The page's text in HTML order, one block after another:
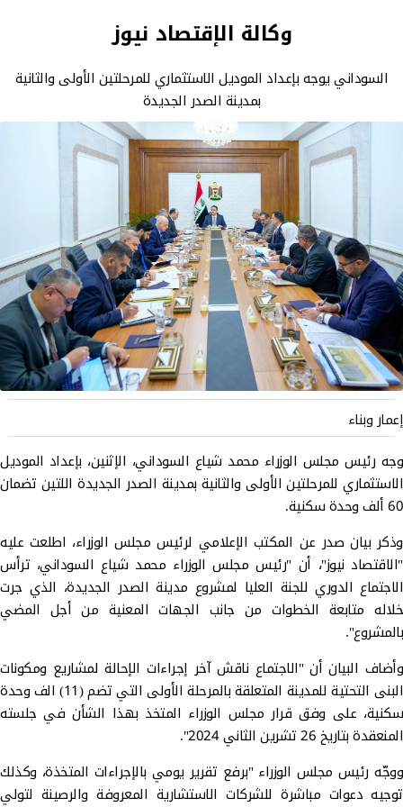
وكالة الإقتصاد نيوز
السوداني يوجه بإعداد الموديل الاستثماري للمرحلتين الأولى والثانية
بمدينة الصدر الجديدة
إعمار وبناء
وجه رئيس مجلس الوزراء محمد شياع السوداني، الإثنين، بإعداد الموديل
الاستثماري للمرحلتين الأولى والثانية بمدينة الصدر الجديدة اللتين تضمان
60 ألف وحدة سكنية.
وذكر بيان صدر عن المكتب الإعلامي لرئيس مجلس الوزراء، اطلعت عليه
"الاقتصاد نيوز"، أن "رئيس مجلس الوزراء محمد شياع السوداني، ترأس
الاجتماع الدوري للجنة العليا لمشروع مدينة الصدر الجديدة، الذي جرت
خلاله متابعة الخطوات من جانب الجهات المعنية من أجل المضي
بالمشروع".
وأضاف البيان أن "الاجتماع ناقش آخر إجراءات الإحالة لمشاريع ومكونات
البنى التحتية للمدينة المتعلقة بالمرحلة الأولى التي تضم (11) الف وحدة
سكنية، على وفق قرار مجلس الوزراء المتخذ بهذا الشأن في جلسته
المنعقدة بتاريخ 26 تشرين الثاني 2024".
ووجّه رئيس مجلس الوزراء "برفع تقرير يومي بالإجراءات المتخذة، وكذلك
توجيه دعوات مباشرة للشركات الاستشارية المعروفة والرصينة لتولي